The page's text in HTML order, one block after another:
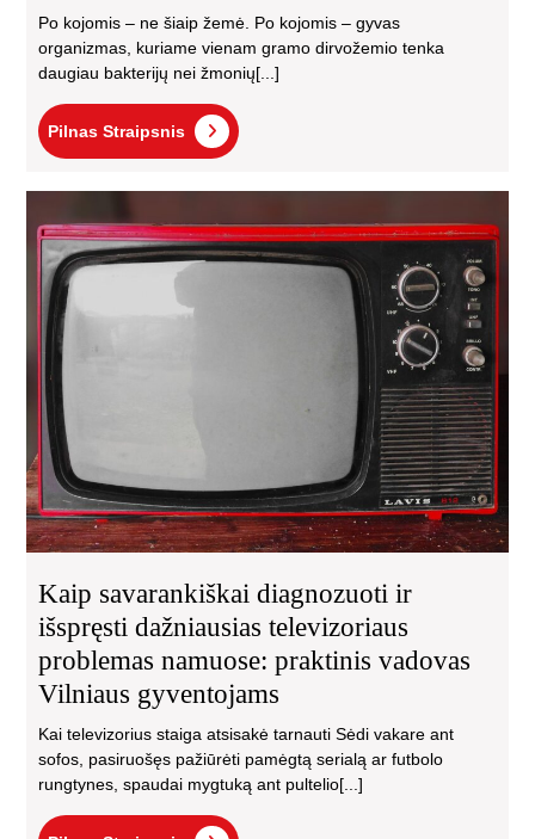
Po kojomis – ne šiaip žemė. Po kojomis – gyvas
organizmas, kuriame vienam gramo dirvožemio tenka
daugiau bakterijų nei žmonių[...]
Pilnas Straipsnis
Pilnas
Straipsnis
Kaip savarankiškai diagnozuoti ir
išspręsti dažniausias televizoriaus
problemas namuose: praktinis vadovas
Vilniaus gyventojams
Kai televizorius staiga atsisakė tarnauti Sėdi vakare ant
sofos, pasiruošęs pažiūrėti pamėgtą serialą ar futbolo
rungtynes, spaudai mygtuką ant pultelio[...]